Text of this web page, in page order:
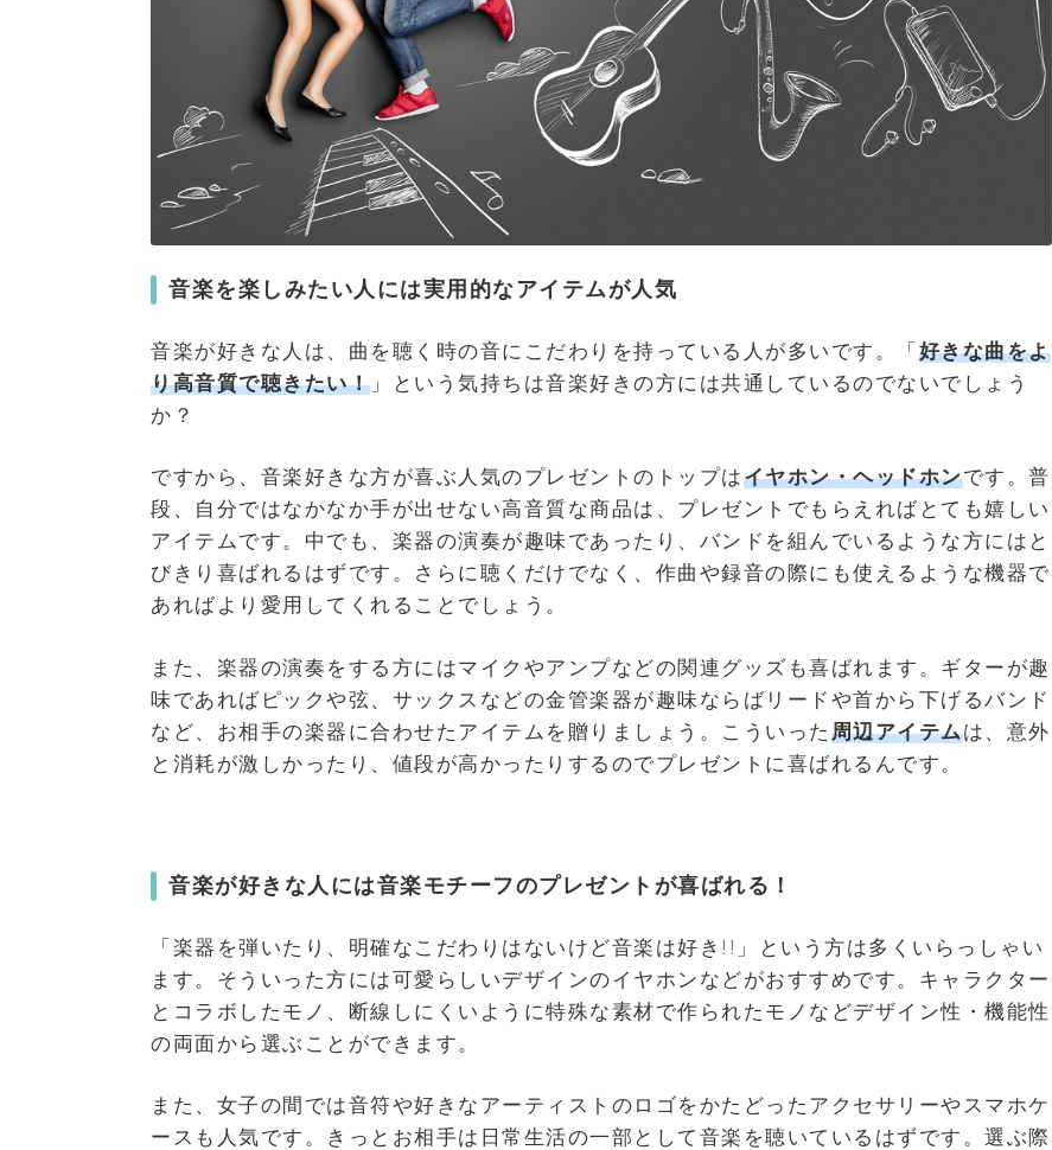
音楽を楽しみたい人には実用的なアイテムが人気
音楽が好きな人は、曲を聴く時の音にこだわりを持っている人が多いです。「好きな曲をよ
り高音質で聴きたい！ 」という気持ちは音楽好きの方には共通しているのでないでしょう
か？
ですから、音楽好きな方が喜ぶ人気のプレゼントのトップはイヤホン・ヘッドホンです。普
段、自分ではなかなか手が出せない高音質な商品は、プレゼントでもらえればとても嬉しい
アイテムです。中でも、楽器の演奏が趣味であったり、バンドを組んでいるような方にはと
びきり喜ばれるはずです。さらに聴くだけでなく、作曲や録音の際にも使えるような機器で
あればより愛用してくれることでしょう。
また、楽器の演奏をする方にはマイクやアンプなどの関連グッズも喜ばれます。ギターが趣
味であればピックや弦、サックスなどの金管楽器が趣味ならばリードや首から下げるバンド
など、お相手の楽器に合わせたアイテムを贈りましょう。こういった 周辺アイテムは、意外
と消耗が激しかったり、値段が高かったりするのでプレゼントに喜ばれるんです。
音楽が好きな人には音楽モチーフのプレゼントが喜ばれる！
「楽器を弾いたり、明確なこだわりはないけど音楽は好き!!」という方は多くいらっしゃい
ます。そういった方には可愛らしいデザインのイヤホンなどがおすすめです。キャラクター
とコラボしたモノ、断線しにくいように特殊な素材で作られたモノなどデザイン性・機能性
の両面から選ぶことができます。
また、女子の間では音符や好きなアーティストのロゴをかたどったアクセサリーやスマホケ
ースも人気です。きっとお相手は日常生活の一部として音楽を聴いているはずです。選ぶ際